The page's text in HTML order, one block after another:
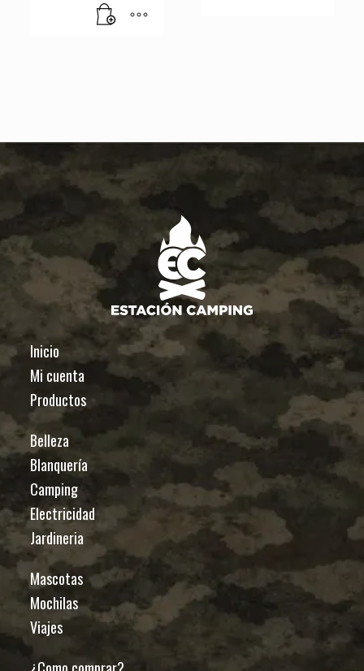
Inicio
Mi cuenta
Productos
Belleza
Blanquería
Camping
Electricidad
Jardineria
Mascotas
Mochilas
Viajes